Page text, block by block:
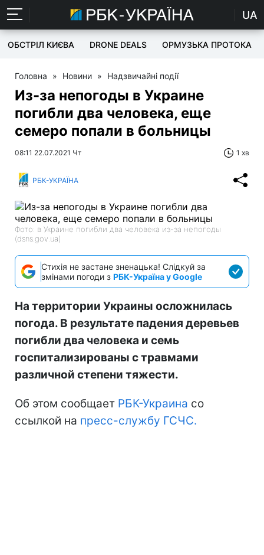
UA
ОБСТРІЛ КИЄВА DRONE DEALS ОРМУЗЬКА ПРОТОКА
Головна » Новини » Надзвичайні події
Из-за непогоды в Украине
погибли два человека, еще
семеро попали в больницы
08:11 22.07.2021 Чт 1 хв
РБК-УКРАЇНА
Фото: в Украине погибли два человека из-за непогоды
(dsns.gov.ua)
Стихія не застане зненацька! Слідкуй за
змінами погоди з РБК-Україна у Google
На территории Украины осложнилась
погода. В результате падения деревьев
погибли два человека и семь
госпитализированы с травмами
различной степени тяжести.
Об этом сообщает РБК-Украина со
ссылкой на пресс-службу ГСЧС.